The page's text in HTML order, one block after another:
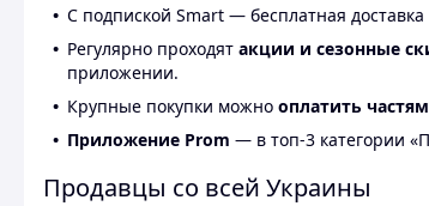
С подпиской Smart — бесплатная
Регулярно проходят акции и сезонные
приложении.
Крупные покупки можно оплатить
Приложение Prom — в топ-3 категории
Продавцы со всей Украины